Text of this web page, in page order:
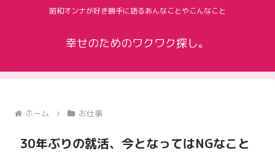
昭和オンナが好き勝手に語るあんなことやこんなこと
幸せのためのワクワク探し。
ホーム お仕事
30年ぶりの就活、今となってはNGなこと